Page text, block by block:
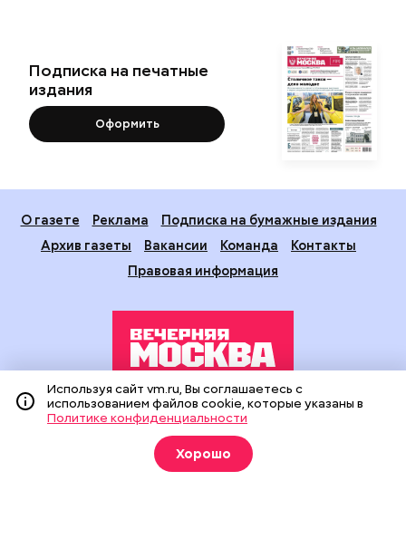
Подписка на печатные
издания
Оформить
О газете Реклама
Подписка на бумажные издания
Архив газеты
Вакансии Команда
Контакты
Правовая информация
Издание создано при финансовой поддержке Департамента
средств массовой информации и рекламы города Москвы.
На сайте применяются рекомендательные технологии
(информационные технологии предоставления информации
на основе сбора, систематизации и анализа сведений,
Используя сайт vm.ru, Вы соглашаетесь с
использованием файлов cookie, которые указаны в
Политике конфиденциальности
Хорошо